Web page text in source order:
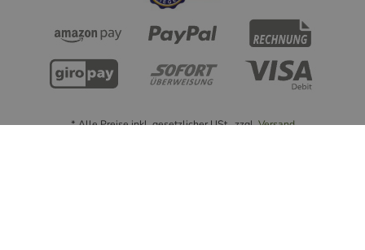
* Alle Preise inkl. gesetzlicher USt., zzgl.Versand